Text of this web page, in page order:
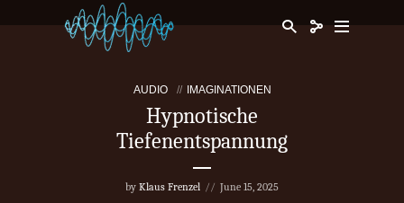
AUDIO IMAGINATIONEN
Hypnotische
Tiefenentspannung
by Klaus Frenzel June 15, 2025